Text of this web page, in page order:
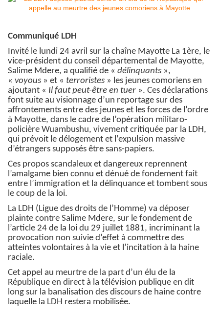
Communiqué LDH
Invité le lundi 24 avril sur la chaîne Mayotte La 1ère, le
vice-président du conseil départemental de Mayotte,
Salime Mdere, a qualifié de « délinquants »,
« voyous » et « terroristes » les jeunes comoriens en
ajoutant « Il faut peut-être en tuer ». Ces déclarations
font suite au visionnage d’un reportage sur des
affrontements entre des jeunes et les forces de l’ordre
à Mayotte, dans le cadre de l’opération militaro-
policière Wuambushu, vivement critiquée par la LDH,
qui prévoit le délogement et l’expulsion massive
d’étrangers supposés être sans-papiers.
Ces propos scandaleux et dangereux reprennent
l’amalgame bien connu et dénué de fondement fait
entre l’immigration et la délinquance et tombent sous
le coup de la loi.
La LDH (Ligue des droits de l’Homme) va déposer
plainte contre Salime Mdere, sur le fondement de
l’article 24 de la loi du 29 juillet 1881, incriminant la
provocation non suivie d’effet à commettre des
atteintes volontaires à la vie et l’incitation à la haine
raciale.
Cet appel au meurtre de la part d’un élu de la
République en direct à la télévision publique en dit
long sur la banalisation des discours de haine contre
laquelle la LDH restera mobilisée.